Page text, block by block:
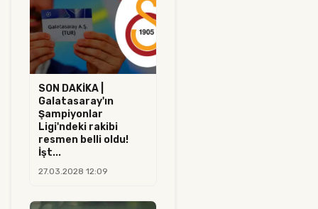
SON DAKİKA |
Galatasaray'ın
Şampiyonlar
Ligi'ndeki rakibi
resmen belli oldu!
İşt...
27.03.2028 12:09